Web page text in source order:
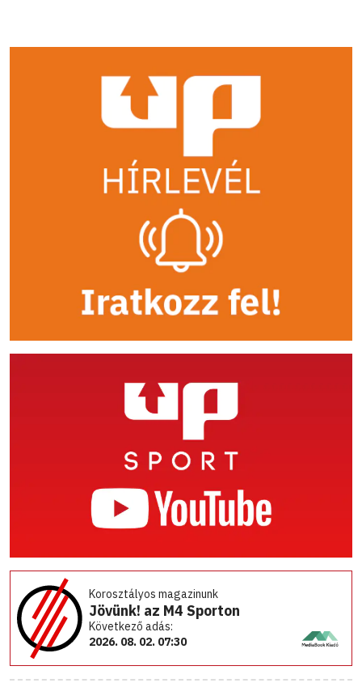
Korosztályos magazinunk
Jövünk! az M4 Sporton
Következő adás:
2026. 08. 02. 07:30